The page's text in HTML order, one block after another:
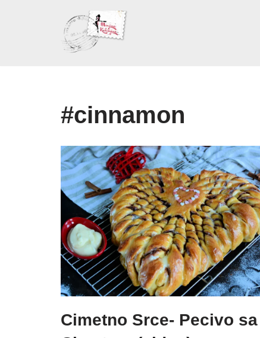
#cinnamon
Cimetno Srce- Pecivo sa